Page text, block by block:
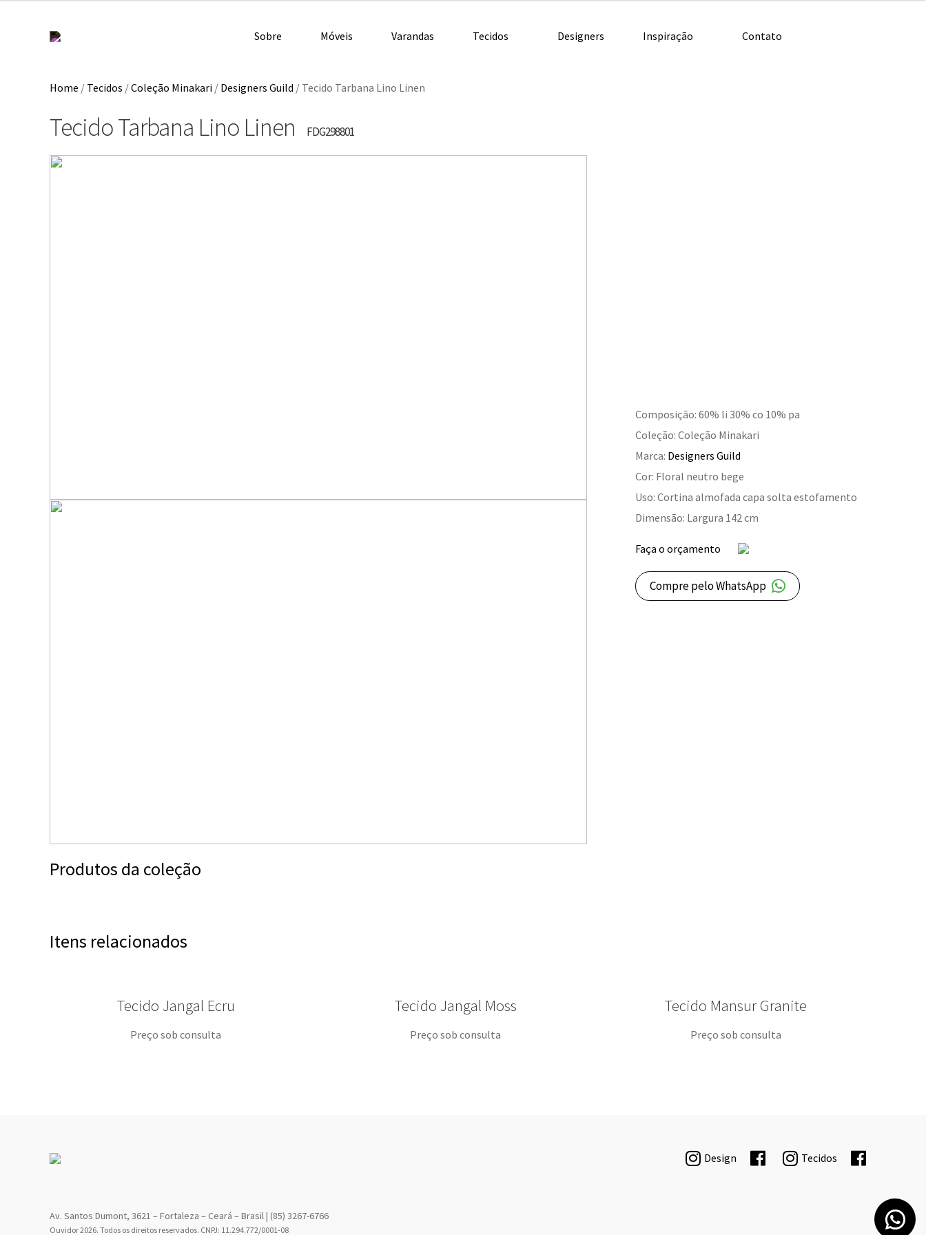
Sobre Móveis Varandas Tecidos Designers Inspiração Contato
Home / Tecidos /Coleção Minakari / Designers Guild / Tecido Tarbana Lino Linen
Tecido Tarbana Lino Linen FDG298801
Composição: 60% li 30% co 10% pa
Coleção: Coleção Minakari
Marca: Designers Guild
Cor: Floral neutro bege
Uso: Cortina almofada capa solta estofamento
Dimensão: Largura 142 cm
Faça o orçamento
Compre pelo WhatsApp
Produtos da coleção
Itens relacionados
Tecido Jangal Ecru
Preço sob consulta
Tecido Jangal Moss
Preço sob consulta
Tecido Mansur Granite
Preço sob consulta
Design Tecidos
Av. Santos Dumont, 3621 – Fortaleza – Ceará – Brasil | (85) 3267-6766
Ouvidor 2026. Todos os direitos reservados. CNPJ: 11.294.772/0001-08